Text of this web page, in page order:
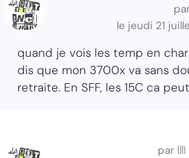
le jeudi 21
quand je vois les temp en
dis que mon 3700x va sans
retraite. En SFF, les 15C ca
par